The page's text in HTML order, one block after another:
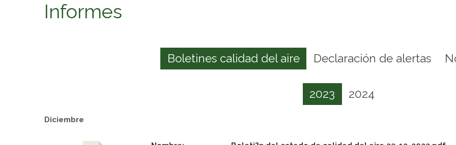
Informes
Boletines calidad del aire Declaración de alertas
2023 2024
Diciembre